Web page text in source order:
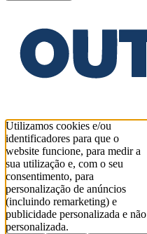
Utilizamos cookies e/ou
identificadores para que o
website funcione, para medir a
sua utilização e, com o seu
consentimento, para
personalização de anúncios
(incluindo remarketing) e
publicidade personalizada e não
personalizada.